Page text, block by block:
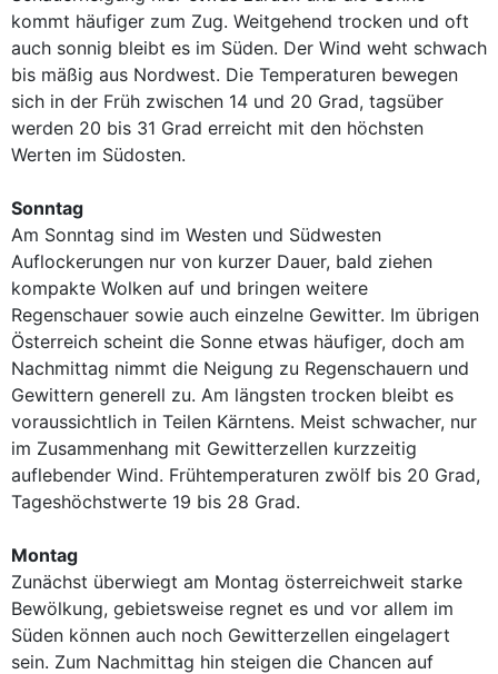
kommt häufiger zum Zug. Weitgehend trocken und oft
auch sonnig bleibt es im Süden. Der Wind weht schwach
bis mäßig aus Nordwest. Die Temperaturen bewegen
sich in der Früh zwischen 14 und 20 Grad, tagsüber
werden 20 bis 31 Grad erreicht mit den höchsten
Werten im Südosten.
Sonntag
Am Sonntag sind im Westen und Südwesten
Auflockerungen nur von kurzer Dauer, bald ziehen
kompakte Wolken auf und bringen weitere
Regenschauer sowie auch einzelne Gewitter. Im übrigen
Österreich scheint die Sonne etwas häufiger, doch am
Nachmittag nimmt die Neigung zu Regenschauern und
Gewittern generell zu. Am längsten trocken bleibt es
voraussichtlich in Teilen Kärntens. Meist schwacher, nur
im Zusammenhang mit Gewitterzellen kurzzeitig
auflebender Wind. Frühtemperaturen zwölf bis 20 Grad,
Tageshöchstwerte 19 bis 28 Grad.
Montag
Zunächst überwiegt am Montag österreichweit starke
Bewölkung, gebietsweise regnet es und vor allem im
Süden können auch noch Gewitterzellen eingelagert
sein. Zum Nachmittag hin steigen die Chancen auf